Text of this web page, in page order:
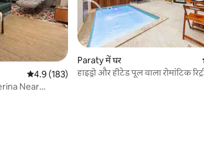
औसत रेटिंग 5 में से 4.9, 183 समीक्षाएँ
4.9 (183)
Near
Paraty में घर
हाइड्रो और हीटेड पूल वाला रोमांटिक